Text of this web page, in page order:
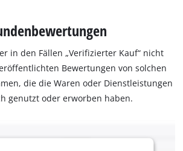
in den Fällen „Verifizierter Kauf“ nicht
Bewertungen von solchen
die die Waren oder Dienstleistungen
genutzt oder erworben haben.